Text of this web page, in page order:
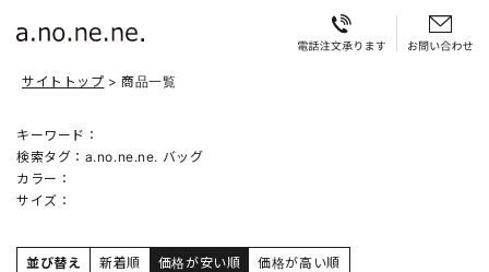
サイトトップ 商品一覧
キーワード：
検索タグ： a.no.ne.ne. バッグ
カラー：
サイズ：
並び替え 新着順 価格が安い順 価格が高い順